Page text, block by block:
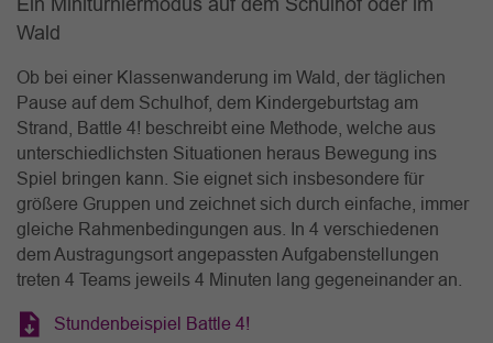
Wald
Ob bei einer Klassenwanderung im Wald, der täglichen
Pause auf dem Schulhof, dem Kindergeburtstag am
Strand, Battle 4! beschreibt eine Methode, welche aus
unterschiedlichsten Situationen heraus Bewegung ins
Spiel bringen kann. Sie eignet sich insbesondere für
größere Gruppen und zeichnet sich durch einfache, immer
gleiche Rahmenbedingungen aus. In 4 verschiedenen
dem Austragungsort angepassten Aufgabenstellungen
treten 4 Teams jeweils 4 Minuten lang gegeneinander an.
Stundenbeispiel Battle 4!